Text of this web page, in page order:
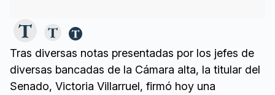
Tras diversas notas presentadas por los jefes de
diversas bancadas de la Cámara alta, la titular del
Senado, Victoria Villarruel, firmó hoy una